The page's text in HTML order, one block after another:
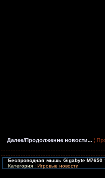
Далее/Продолжение новости... ¦
Беспроводная мышь Gigabyte M7650
Категория : Игровые новости